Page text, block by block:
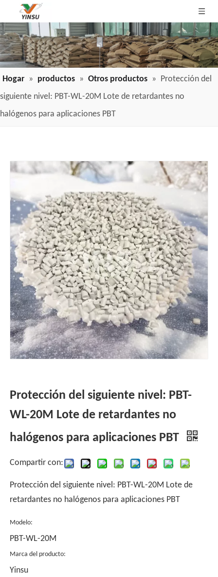
Hogar » productos » Otros productos » Protección del
siguiente nivel: PBT-WL-20M Lote de retardantes no
halógenos para aplicaciones PBT
Protección del siguiente nivel: PBT-
WL-20M Lote de retardantes no
halógenos para aplicaciones PBT
Compartir con:
Protección del siguiente nivel: PBT-WL-20M Lote de
retardantes no halógenos para aplicaciones PBT
Modelo:
PBT-WL-20M
Marca del producto:
Yinsu